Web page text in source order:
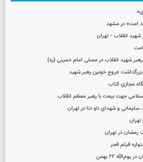
امت» در مشهد
انقلاب - تهران
امت
شهید انقلاب در مصلی امام خمینی (ره)
عروج خونین رهبر شهید
مجازی کتاب
اسلامی جهت بیعت با رهبر معظم انقلاب
و شهدای ناو دنا در تهران
رمضان در تهران
فیلم فجر
۲۲ بهمن